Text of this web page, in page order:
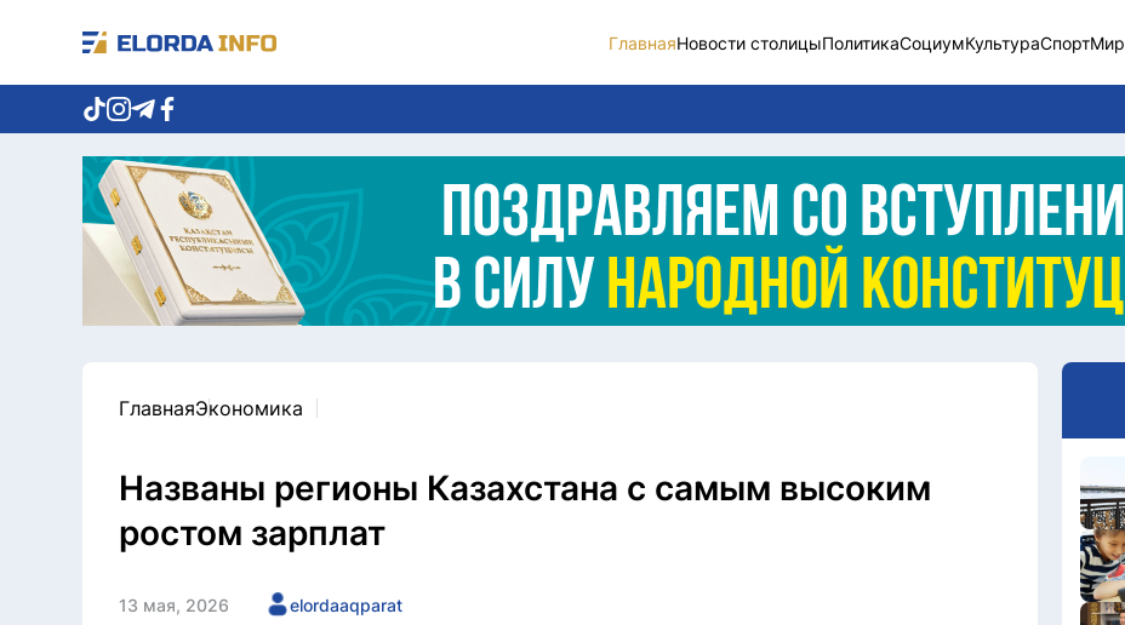
ГлавнаяНовости столицыПолитикаСоциумКультураСпортМир
Новости столицы
Социум
Спорт
Этический кодекс
ГлавнаяЭкономика
Названы регионы Казахстана с самым высоким
ростом зарплат
13 мая, 2026 elordaaqparat